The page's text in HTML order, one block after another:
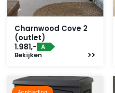
Charnwood Cove 2
(outlet)
1.981,- A
Bekijken